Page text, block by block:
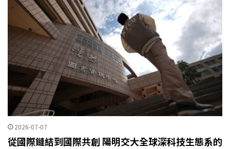
2026-07-07
從國際鏈結到國際共創 陽明交大全球深科技生態系的